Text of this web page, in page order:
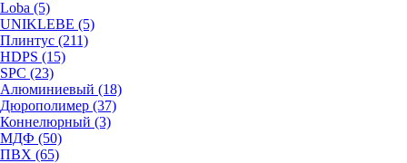
Loba (5)
UNIKLEBE (5)
Плинтус (211)
HDPS (15)
SPC (23)
Алюминиевый (18)
Дюрополимер (37)
Коннелюрный (3)
МДФ (50)
ПВХ (65)